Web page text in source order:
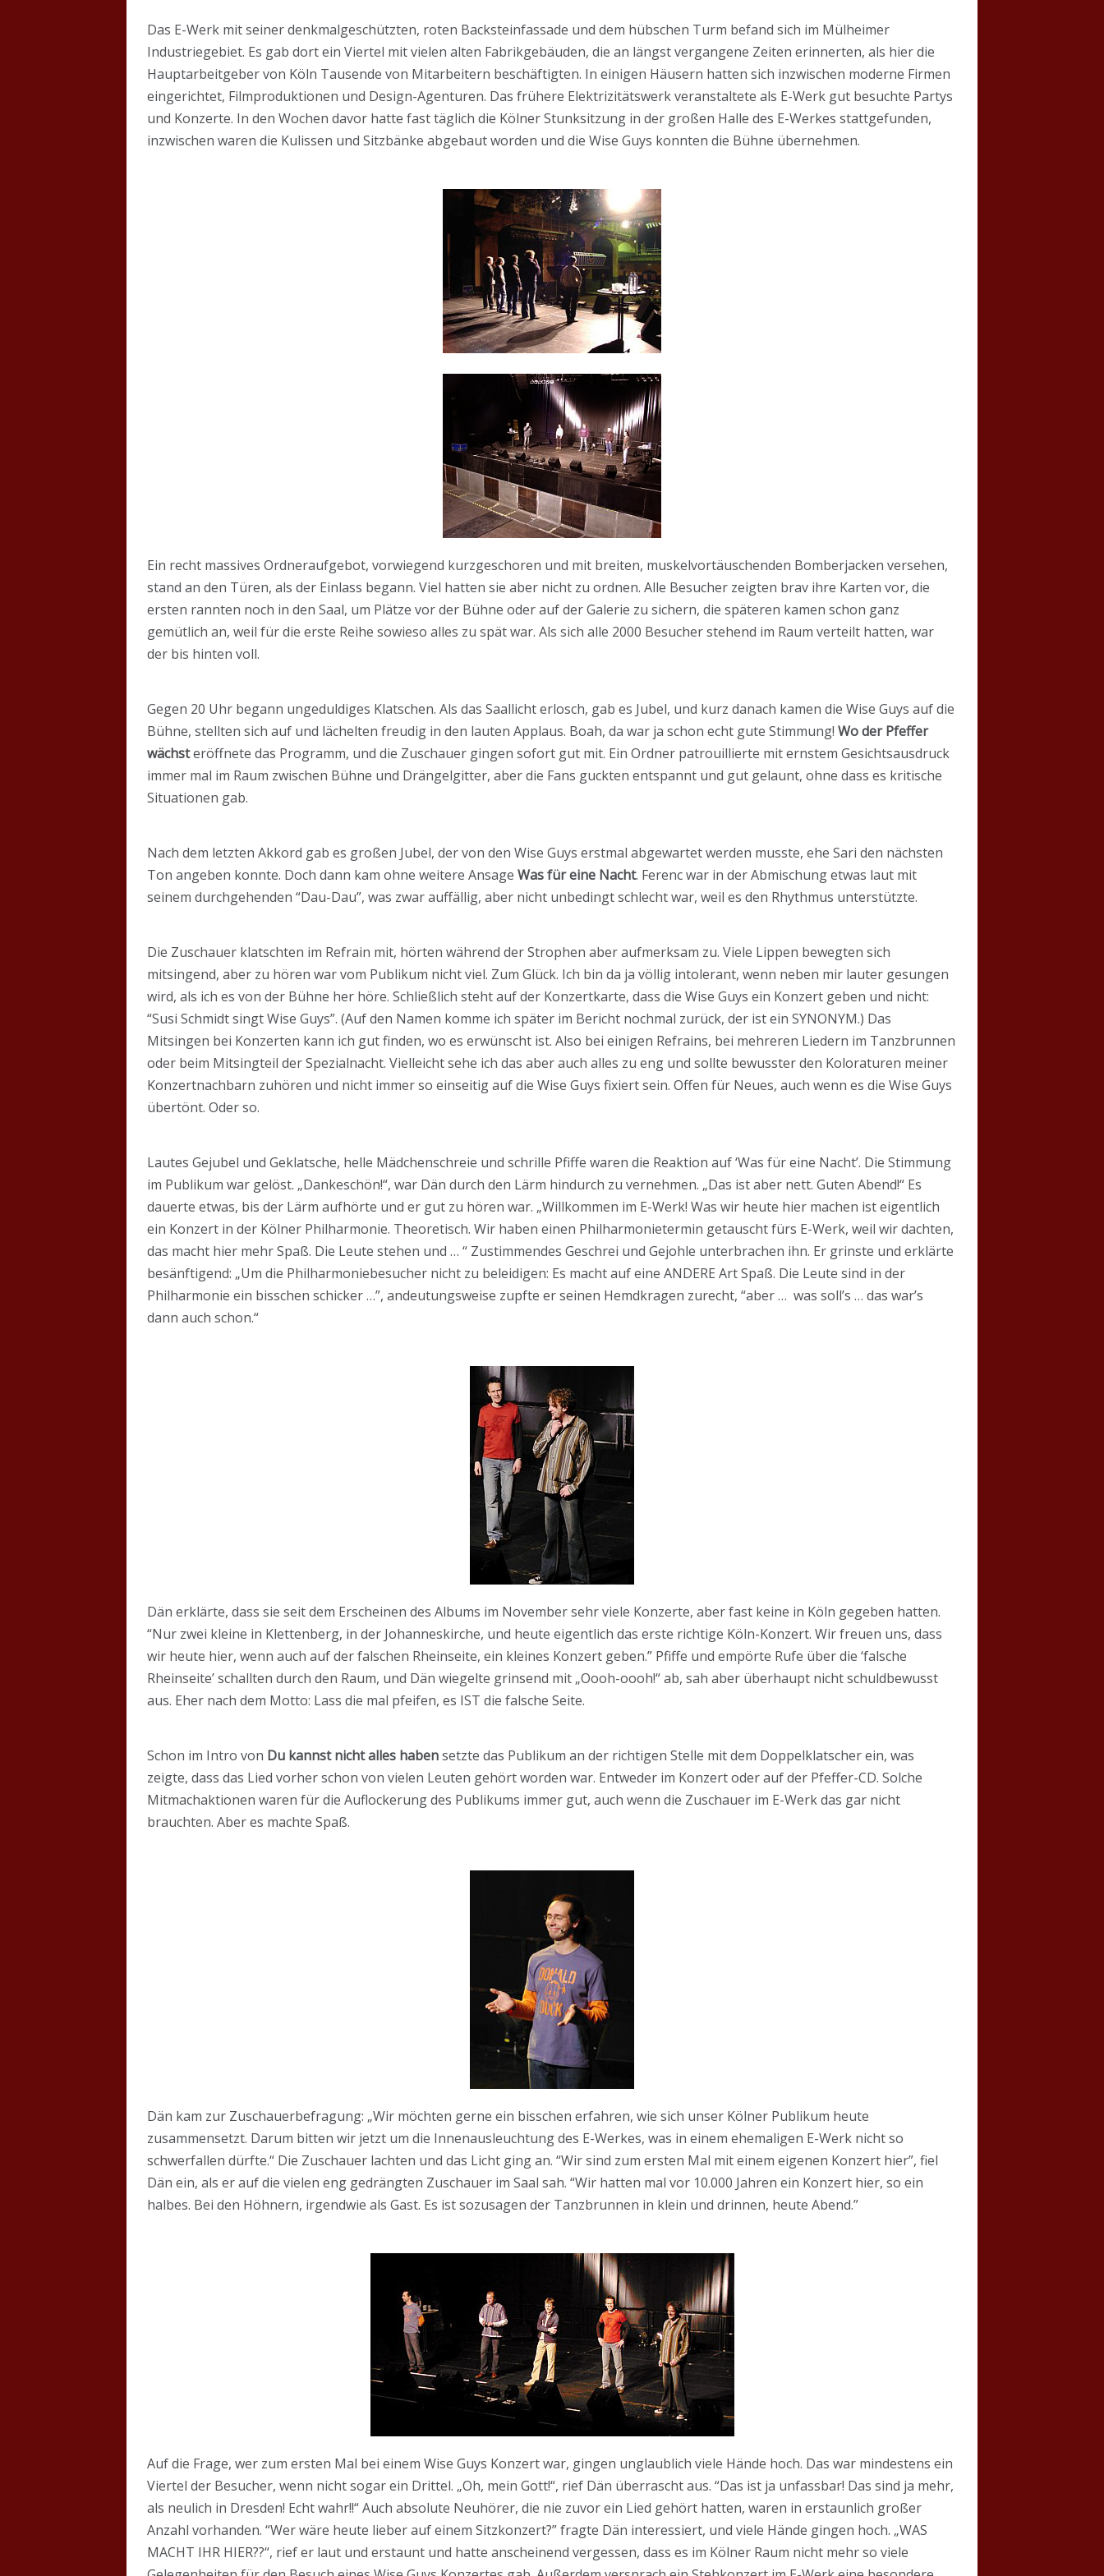
Das E-Werk mit seiner denkmalgeschützten, roten Backsteinfassade und dem hübschen Turm befand sich im Mülheimer
Industriegebiet. Es gab dort ein Viertel mit vielen alten Fabrikgebäuden, die an längst vergangene Zeiten erinnerten, als hier die
Hauptarbeitgeber von Köln Tausende von Mitarbeitern beschäftigten. In einigen Häusern hatten sich inzwischen moderne Firmen
eingerichtet, Filmproduktionen und Design-Agenturen. Das frühere Elektrizitätswerk veranstaltete als E-Werk gut besuchte Partys
und Konzerte. In den Wochen davor hatte fast täglich die Kölner Stunksitzung in der großen Halle des E-Werkes stattgefunden,
inzwischen waren die Kulissen und Sitzbänke abgebaut worden und die Wise Guys konnten die Bühne übernehmen.
Ein recht massives Ordneraufgebot, vorwiegend kurzgeschoren und mit breiten, muskelvortäuschenden Bomberjacken versehen,
stand an den Türen, als der Einlass begann. Viel hatten sie aber nicht zu ordnen. Alle Besucher zeigten brav ihre Karten vor, die
ersten rannten noch in den Saal, um Plätze vor der Bühne oder auf der Galerie zu sichern, die späteren kamen schon ganz
gemütlich an, weil für die erste Reihe sowieso alles zu spät war. Als sich alle 2000 Besucher stehend im Raum verteilt hatten, war
der bis hinten voll.
Gegen 20 Uhr begann ungeduldiges Klatschen. Als das Saallicht erlosch, gab es Jubel, und kurz danach kamen die Wise Guys auf die
Bühne, stellten sich auf und lächelten freudig in den lauten Applaus. Boah, da war ja schon echt gute Stimmung!Wo der Pfeffer
wächsteröffnete das Programm, und die Zuschauer gingen sofort gut mit. Ein Ordner patrouillierte mit ernstem Gesichtsausdruck
immer mal im Raum zwischen Bühne und Drängelgitter, aber die Fans guckten entspannt und gut gelaunt, ohne dass es kritische
Situationen gab.
Nach dem letzten Akkord gab es großen Jubel, der von den Wise Guys erstmal abgewartet werden musste, ehe Sari den nächsten
Ton angeben konnte. Doch dann kam ohne weitere AnsageWas für eine Nacht. Ferenc war in der Abmischung etwas laut mit
seinem durchgehenden “Dau-Dau”, was zwar auffällig, aber nicht unbedingt schlecht war, weil es den Rhythmus unterstützte.
Die Zuschauer klatschten im Refrain mit, hörten während der Strophen aber aufmerksam zu. Viele Lippen bewegten sich
mitsingend, aber zu hören war vom Publikum nicht viel. Zum Glück. Ich bin da ja völlig intolerant, wenn neben mir lauter gesungen
wird, als ich es von der Bühne her höre. Schließlich steht auf der Konzertkarte, dass die Wise Guys ein Konzert geben und nicht:
“Susi Schmidt singt Wise Guys”. (Auf den Namen komme ich später im Bericht nochmal zurück, der ist ein SYNONYM.) Das
Mitsingen bei Konzerten kann ich gut finden, wo es erwünscht ist. Also bei einigen Refrains, bei mehreren Liedern im Tanzbrunnen
oder beim Mitsingteil der Spezialnacht. Vielleicht sehe ich das aber auch alles zu eng und sollte bewusster den Koloraturen meiner
Konzertnachbarn zuhören und nicht immer so einseitig auf die Wise Guys fixiert sein. Offen für Neues, auch wenn es die Wise Guys
übertönt. Oder so.
Lautes Gejubel und Geklatsche, helle Mädchenschreie und schrille Pfiffe waren die Reaktion auf ‘Was für eine Nacht’. Die Stimmung
im Publikum war gelöst. „Dankeschön!“, war Dän durch den Lärm hindurch zu vernehmen. „Das ist aber nett. Guten Abend!“ Es
dauerte etwas, bis der Lärm aufhörte und er gut zu hören war. „Willkommen im E-Werk! Was wir heute hier machen ist eigentlich
ein Konzert in der Kölner Philharmonie. Theoretisch. Wir haben einen Philharmonietermin getauscht fürs E-Werk, weil wir dachten,
das macht hier mehr Spaß. Die Leute stehen und … “ Zustimmendes Geschrei und Gejohle unterbrachen ihn. Er grinste und erklärte
besänftigend: „Um die Philharmoniebesucher nicht zu beleidigen: Es macht auf eine ANDERE Art Spaß. Die Leute sind in der
Philharmonie ein bisschen schicker …”, andeutungsweise zupfte er seinen Hemdkragen zurecht, “aber … was soll’s … das war’s
dann auch schon.“
Dän erklärte, dass sie seit dem Erscheinen des Albums im November sehr viele Konzerte, aber fast keine in Köln gegeben hatten.
“Nur zwei kleine in Klettenberg, in der Johanneskirche, und heute eigentlich das erste richtige Köln-Konzert. Wir freuen uns, dass
wir heute hier, wenn auch auf der falschen Rheinseite, ein kleines Konzert geben.” Pfiffe und empörte Rufe über die ‘falsche
Rheinseite’ schallten durch den Raum, und Dän wiegelte grinsend mit „Oooh-oooh!“ ab, sah aber überhaupt nicht schuldbewusst
aus. Eher nach dem Motto: Lass die mal pfeifen, es IST die falsche Seite.
Schon im Intro von Du kannst nicht alles habensetzte das Publikum an der richtigen Stelle mit dem Doppelklatscher ein, was
zeigte, dass das Lied vorher schon von vielen Leuten gehört worden war. Entweder im Konzert oder auf der Pfeffer-CD. Solche
Mitmachaktionen waren für die Auflockerung des Publikums immer gut, auch wenn die Zuschauer im E-Werk das gar nicht
brauchten. Aber es machte Spaß.
Dän kam zur Zuschauerbefragung: „Wir möchten gerne ein bisschen erfahren, wie sich unser Kölner Publikum heute
zusammensetzt. Darum bitten wir jetzt um die Innenausleuchtung des E-Werkes, was in einem ehemaligen E-Werk nicht so
schwerfallen dürfte.“ Die Zuschauer lachten und das Licht ging an. “Wir sind zum ersten Mal mit einem eigenen Konzert hier”, fiel
Dän ein, als er auf die vielen eng gedrängten Zuschauer im Saal sah. “Wir hatten mal vor 10.000 Jahren ein Konzert hier, so ein
halbes. Bei den Höhnern, irgendwie als Gast. Es ist sozusagen der Tanzbrunnen in klein und drinnen, heute Abend.”
Auf die Frage, wer zum ersten Mal bei einem Wise Guys Konzert war, gingen unglaublich viele Hände hoch. Das war mindestens ein
Viertel der Besucher, wenn nicht sogar ein Drittel. „Oh, mein Gott!“, rief Dän überrascht aus. “Das ist ja unfassbar! Das sind ja mehr,
als neulich in Dresden! Echt wahr!!“ Auch absolute Neuhörer, die nie zuvor ein Lied gehört hatten, waren in erstaunlich großer
Anzahl vorhanden. “Wer wäre heute lieber auf einem Sitzkonzert?” fragte Dän interessiert, und viele Hände gingen hoch. „WAS
MACHT IHR HIER??“, rief er laut und erstaunt und hatte anscheinend vergessen, dass es im Kölner Raum nicht mehr so viele